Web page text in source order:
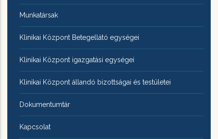
Munkatársak
Klinikai Központ Betegellátó egységei
Klinikai Központ igazgatási egységei
Klinikai Központ állandó bizottságai és testületei
Dokumentumtár
Kapcsolat